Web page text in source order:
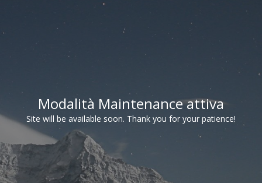
Modalità Maintenance attiva
Site will be available soon. Thank you for your patience!